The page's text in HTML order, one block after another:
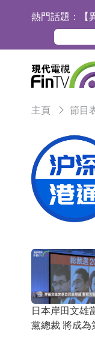
熱門話題：
團
科
斯
材
恒
款
聚
目
上
賬
特
江
亞
博
日
依
場
上
活
上
主頁 節目
日本岸田文雄
黨總裁 將成為